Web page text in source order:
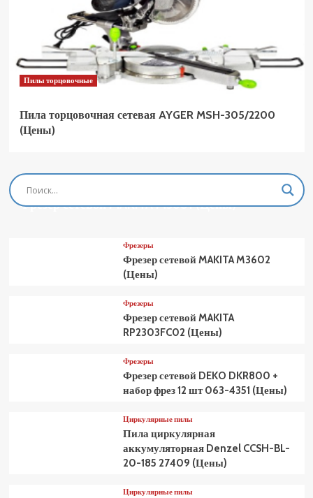
Пилы торцовочные
Пила торцовочная сетевая AYGER MSH-305/2200
(Цены)
Фрезеры
Фрезер сетевой MAKITA M3601 (Цены)
Фрезеры
Фрезер сетевой MAKITA M3602
(Цены)
Фрезеры
Фрезер сетевой MAKITA
RP2303FC02 (Цены)
Фрезеры
Фрезер сетевой DEKO DKR800 +
набор фрез 12 шт 063-4351 (Цены)
Циркулярные пилы
Пила циркулярная
аккумуляторная Denzel CCSH-BL-
20-185 27409 (Цены)
Циркулярные пилы